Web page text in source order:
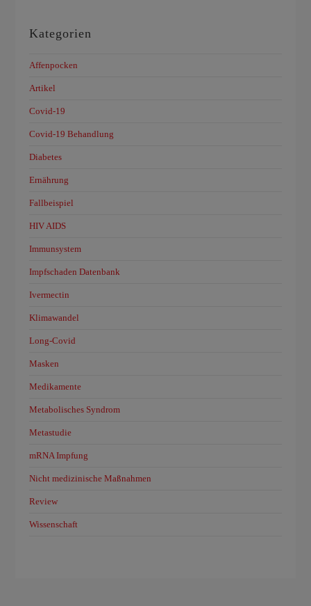
Kategorien
Affenpocken
Artikel
Covid-19
Covid-19 Behandlung
Diabetes
Ernährung
Fallbeispiel
HIV AIDS
Immunsystem
Impfschaden Datenbank
Ivermectin
Klimawandel
Long-Covid
Masken
Medikamente
Metabolisches Syndrom
Metastudie
mRNA Impfung
Nicht medizinische Maßnahmen
Review
Wissenschaft